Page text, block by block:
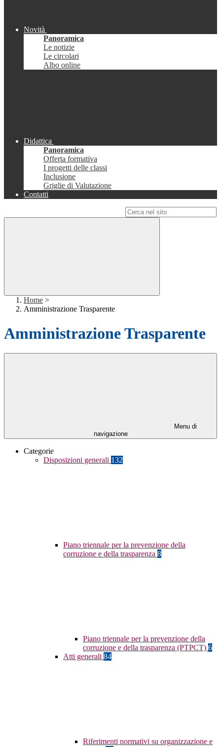
Novità
Panoramica
Le notizie
Le circolari
Albo online
Didattica
Panoramica
Offerta formativa
I progetti delle classi
Inclusione
Griglie di Valutazione
Contatti
Home >
Amministrazione Trasparente
Amministrazione Trasparente
Menu di
navigazione
Categorie
Disposizioni generali 132
Piano triennale per la prevenzione della
corruzione e della trasparenza 8
Piano triennale per la prevenzione della
corruzione e della trasparenza (PTPCT) 6
Atti generali 84
Riferimenti normativi su organizzazione e